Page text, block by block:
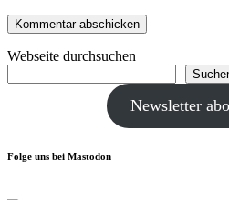
Webseite durchsuchen
Newsletter
Folge uns bei Mastodon